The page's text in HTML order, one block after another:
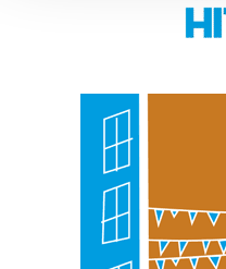
Guk eta gure bazkideek
prozesatzen ditugu, zure
neurtzeko, jendeari
produktuak garatzeko.
erabiltzen dituen hauta
Bazkide batzuek ez
interes komertzial